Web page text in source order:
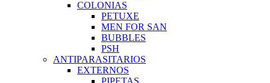
COLONIAS
PETUXE
MEN FOR SAN
BUBBLES
PSH
ANTIPARASITARIOS
EXTERNOS
PIPETAS